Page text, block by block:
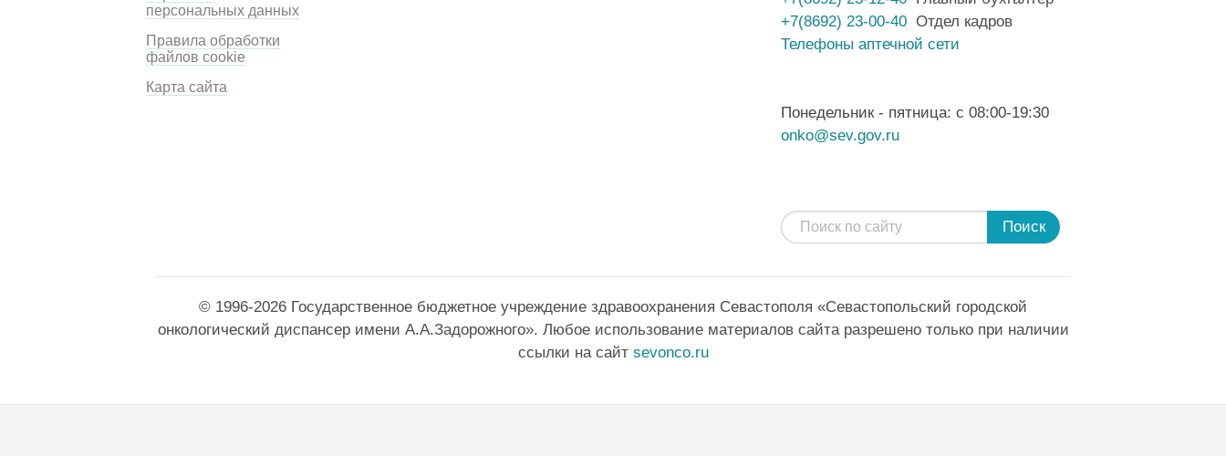
персональных данных
Правила обработки
файлов cookie
Карта сайта
+7(8692) 23-00-40 Отдел кадров
Телефоны аптечной сети
Понедельник - пятница: с 08:00-19:30
onko@sev.gov.ru
Поиск
© 1996-2026 Государственное бюджетное учреждение здравоохранения Севастополя «Севастопольский городской
онкологический диспансер имени А.А.Задорожного». Любое использование материалов сайта разрешено только при наличии
ссылки на сайт sevonco.ru